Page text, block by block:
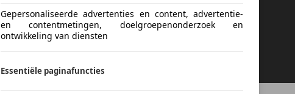
Gepersonaliseerde advertenties en content, advertentie-
en contentmetingen, doelgroepenonderzoek en
ontwikkeling van diensten
Essentiële paginafuncties